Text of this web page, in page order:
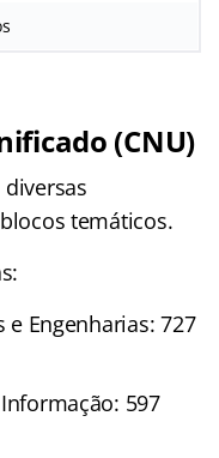
(CNU)
diversas
temáticos.
e Engenharias: 727
597